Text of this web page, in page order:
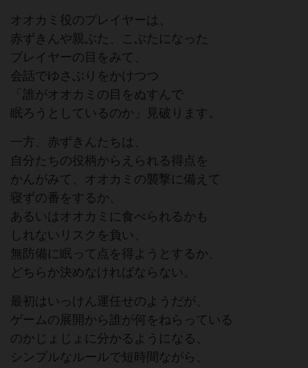
オオカミ役のプレイヤーは、
赤ずきんや親ぶた、こぶたになった
プレイヤーの目をみて、
会話でゆさぶりをかけつつ
「誰がオオカミの目をぬすんで
眠ろうとしているのか」見破ります。
一方、赤ずきんたちは、
自分たちの役柄からえられる得点を
かんがみて、オオカミの襲撃に備えて
寝ずの番をするか、
あるいはオオカミに食べられるかも
しれないリスクを負い、
無防備に眠って点を得ようとするか、
どちらか決めなければならない。
最初はいっけん運任せのようだが、
ゲームの展開から誰が何をねらっている
のかじょじょに分かるようになる、
シンプルなルールで短時間ながら、